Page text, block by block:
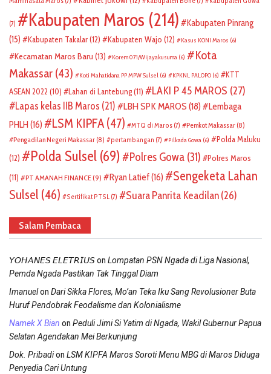
(7) Kabupaten Maros (214)
Kabupaten Pinrang
(15)
Kabupaten Takalar(12) Kabupaten Wajo (12) Kasus KONI Maros (6)
Kecamatan Maros Baru (13) Korem 071/Wijayakusuma (6)
Kota
Makassar (43) Koti Mahatidana PP MPW Sulsel (6) KPKNL PALOPO (6)
KTT
ASEAN 2022 (10) Lahan di Lantebung(11) LAKI P 45 MAROS (27)
Lapas kelas IIB Maros (21) LBH SPK MAROS (18)
Lembaga
PHLH (16) LSM KIPFA (47) MTQ di Maros (7) Pemkot Makassar (8)
Pengadilan Negeri Makassar (8) pertambangan (7) Pilkada Gowa (6)
Polda Maluku
(12)
Polda Sulsel (69) Polres Gowa (31)
Polres Maros
(11)
PT AMANAH FINANCE(9) Ryan Latief(16)
Sengeketa Lahan
Sulsel (46) Sertifikat PTSL (7) Suara Panrita Keadilan(26)
Salam Pembaca
𝘠𝘖𝘏𝘈𝘕𝘌𝘚 𝘌𝘓𝘌𝘛𝘙𝘐𝘜𝘚on Lompatan PSN Ngada di Liga Nasional,
Pemda Ngada Pastikan Tak Tinggal Diam
Imanuelon Dari Sikka Flores, Mo’an Teka Iku Sang Revolusioner Buta
Huruf Pendobrak Feodalisme dan Kolonialisme
Namek X Bian on Peduli Jimi Si Yatim di Ngada, Wakil Gubernur Papua
Selatan Agendakan Mei Berkunjung
Dok. Pribadion LSM KIPFA Maros Soroti Menu MBG di Maros Diduga
Penyedia Cari Untung